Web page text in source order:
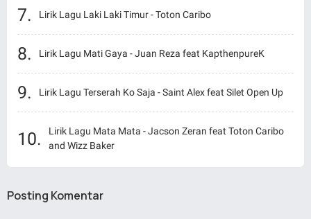
Lirik Lagu Laki Laki Timur - Toton Caribo
Lirik Lagu Mati Gaya - Juan Reza feat KapthenpureK
Lirik Lagu Terserah Ko Saja - Saint Alex feat Silet Open Up
Lirik Lagu Mata Mata - Jacson Zeran feat Toton Caribo
and Wizz Baker
Posting Komentar